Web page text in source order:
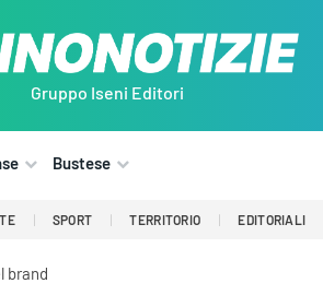
Gruppo Iseni Editori
Bustese
SPORT TERRITORIO EDITORIALI
brand